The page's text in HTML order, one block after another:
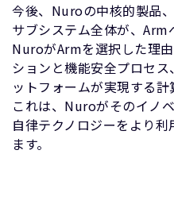
今後、Nuroの中核的製品
サブシステム全体が、Arm
NuroがArmを選択した理
ションと機能安全プロセ
ットフォームが実現する計
これは、Nuroがそのイノ
自律テクノロジーをより
ます。